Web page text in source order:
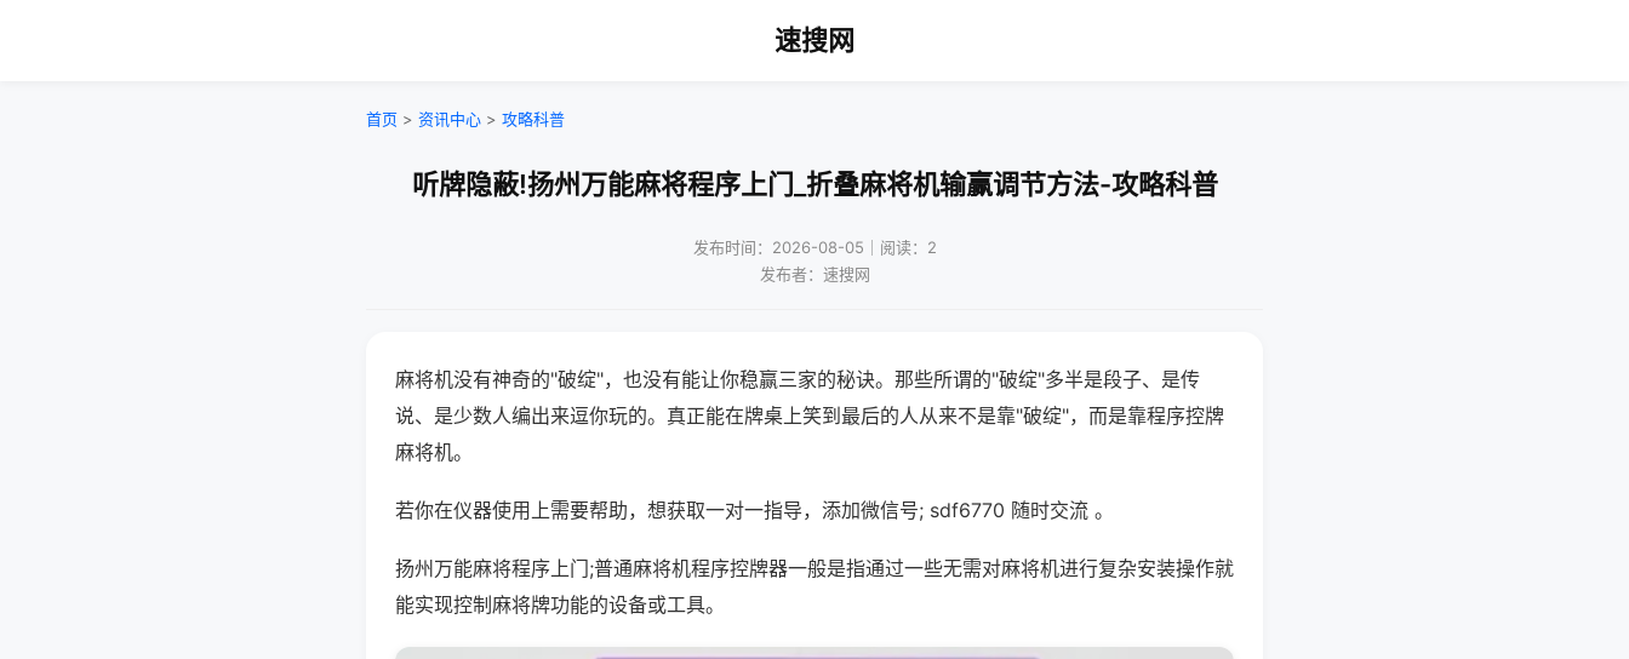
速搜网
首页 > 资讯中心 > 攻略科普
听牌隐蔽!扬州万能麻将程序上门_折叠麻将机输赢调节方法-攻略科普
发布时间：2026-08-05｜阅读：2
发布者：速搜网
麻将机没有神奇的"破绽"，也没有能让你稳赢三家的秘诀。那些所谓的"破绽"多半是段子、是传
说、是少数人编出来逗你玩的。真正能在牌桌上笑到最后的人从来不是靠"破绽"，而是靠程序控牌
麻将机。
若你在仪器使用上需要帮助，想获取一对一指导，添加微信号; sdf6770 随时交流 。
扬州万能麻将程序上门;普通麻将机程序控牌器一般是指通过一些无需对麻将机进行复杂安装操作就
能实现控制麻将牌功能的设备或工具。